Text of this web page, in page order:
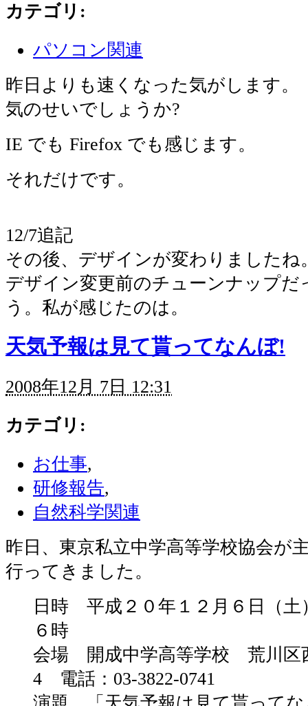
カテゴリ :
パソコン関連
昨日よりも速くなった気がします。
気のせいでしょうか?
IE でも Firefox でも感じます。
それだけです。
12/7追記
その後、デザインが変わりましたね
デザイン変更前のチューンナップだ
う。私が感じたのは。
天気予報は見て貰ってなんぼ!
2008年12月 7日 12:31
カテゴリ :
お仕事,
研修報告,
自然科学関連
昨日、東京私立中学高等学校協会が
行ってきました。
日時 平成２０年１２月６日（土
６時
会場 開成中学高等学校 荒川区
4 電話：03-3822-0741